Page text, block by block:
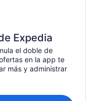
Expedia
el doble de
en la app te
más y administrar